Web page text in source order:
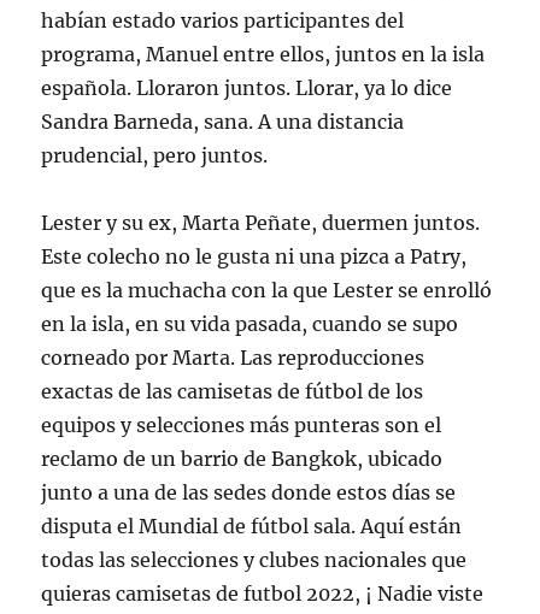
habían estado varios participantes del
programa, Manuel entre ellos, juntos en la isla
española. Lloraron juntos. Llorar, ya lo dice
Sandra Barneda, sana. A una distancia
prudencial, pero juntos.
Lester y su ex, Marta Peñate, duermen juntos.
Este colecho no le gusta ni una pizca a Patry,
que es la muchacha con la que Lester se enrolló
en la isla, en su vida pasada, cuando se supo
corneado por Marta. Las reproducciones
exactas de las camisetas de fútbol de los
equipos y selecciones más punteras son el
reclamo de un barrio de Bangkok, ubicado
junto a una de las sedes donde estos días se
disputa el Mundial de fútbol sala. Aquí están
todas las selecciones y clubes nacionales que
quieras camisetas de futbol 2022, ¡ Nadie viste